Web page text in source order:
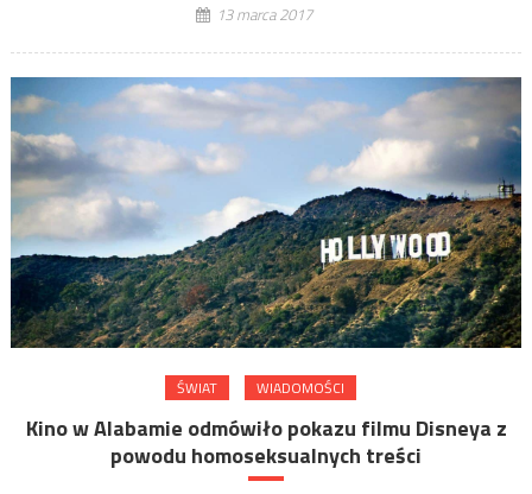
13 marca 2017
ŚWIAT WIADOMOŚCI
Kino w Alabamie odmówiło pokazu filmu Disneya z
powodu homoseksualnych treści